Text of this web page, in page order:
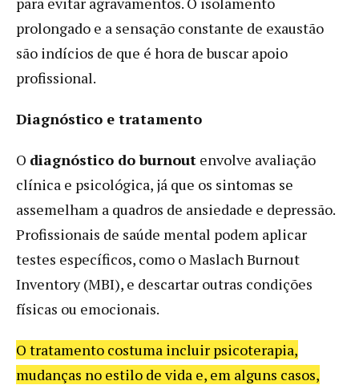
prolongado e a sensação constante de exaustão
são indícios de que é hora de buscar apoio
profissional.
Diagnóstico e tratamento
O diagnóstico do burnout envolve avaliação
clínica e psicológica, já que os sintomas se
assemelham a quadros de ansiedade e depressão.
Profissionais de saúde mental podem aplicar
testes específicos, como o Maslach Burnout
Inventory (MBI), e descartar outras condições
físicas ou emocionais.
O tratamento costuma incluir psicoterapia,
mudanças no estilo de vida e, em alguns casos,